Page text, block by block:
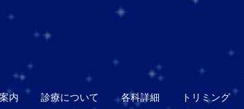
内 診療について 各科詳細 トリミング